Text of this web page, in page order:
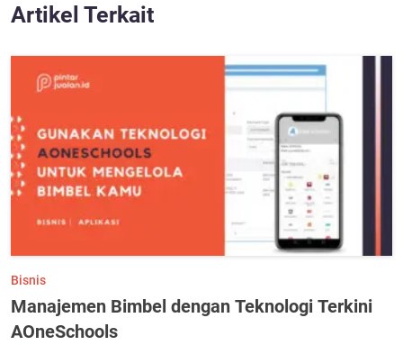
Artikel Terkait
Bisnis
Manajemen Bimbel dengan Teknologi Terkini
AOneSchools